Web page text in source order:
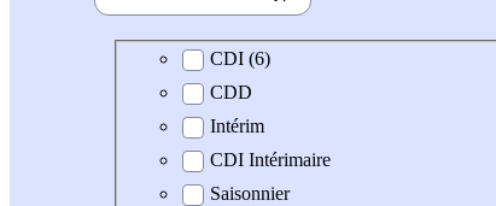
Type de contrat
CDI (6)
CDD
Intérim
CDI Intérimaire
Saisonnier